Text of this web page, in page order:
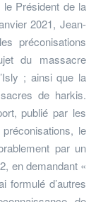
le Président de la
2021, Jean-
préconisations
du massacre
; ainsi que la
de harkis.
publié par les
le
par un
en demandant «
formulé d’autres